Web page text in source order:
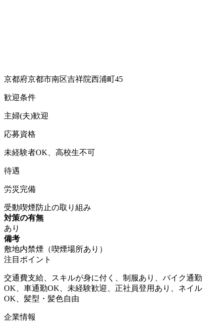
京都府京都市南区吉祥院西浦町45
歓迎条件
主婦(夫)歓迎
応募資格
未経験者OK、高校生不可
待遇
労災完備
受動喫煙防止の取り組み
対策の有無
あり
備考
敷地内禁煙（喫煙場所あり）
注目ポイント
交通費支給、スキルが身に付く、制服あり、バイク通勤
OK、車通勤OK、未経験歓迎、正社員登用あり、ネイル
OK、髪型・髪色自由
企業情報